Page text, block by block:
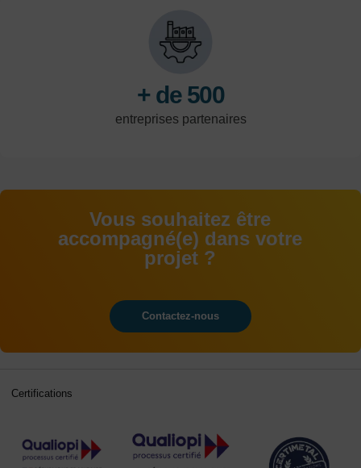
logistique.
+ de 500
entreprises partenaires
Vous souhaitez être
accompagné(e) dans votre
projet ?
Contactez-nous
Certifications